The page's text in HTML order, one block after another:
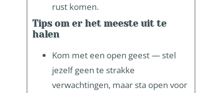
rust komen.
Tips om er het meeste uit te
halen
Kom met een open geest — stel
jezelf geen te strakke
verwachtingen, maar sta open voor